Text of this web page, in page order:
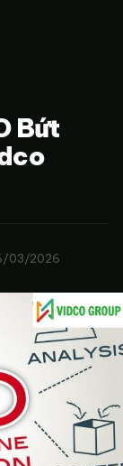
Bứt
03/2026